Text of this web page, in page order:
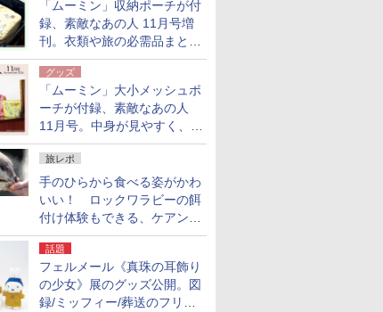
「ムーミン」収納ポーチが付
録、素敵なあの人 11月号増
刊。衣類や旅の必需品まとま
る大小2個セット
グッズ
「ムーミン」大小メッシュポ
ーチが付録、素敵なあの人
11月号。中身が見やすく、温
泉スパにも使える
旅レポ
手のひらから食べる姿がかわ
いい！ ロックワラビーの餌
付け体験もできる、ケアンズ
でアサートン高原の日本語ガ
イド付きツアーに参加してみ
た
話題
フェルメール《真珠の耳飾り
の少女》展のグッズ公開。図
録/ミッフィー/葬送のフリー